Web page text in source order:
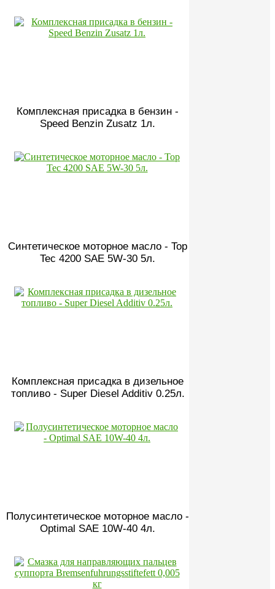
Комплексная присадка в бензин -
Speed Benzin Zusatz 1л.
Синтетическое моторное масло - Top
Tec 4200 SAE 5W-30 5л.
Комплексная присадка в дизельное
топливо - Super Diesel Additiv 0.25л.
Полусинтетическое моторное масло -
Optimal SAE 10W-40 4л.